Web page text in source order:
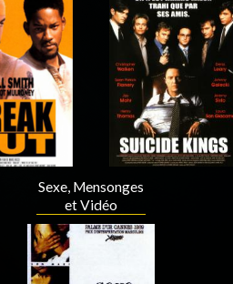
Sexe, Mensonges
et Vidéo